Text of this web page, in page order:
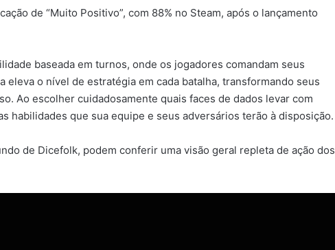
de “Muito Positivo”, com 88% no Steam, após o lançamento
baseada em turnos, onde os jogadores comandam seus
eleva o nível de estratégia em cada batalha, transformando seus
Ao escolher cuidadosamente quais faces de dados levar com
habilidades que sua equipe e seus adversários terão à disposição.
de Dicefolk, podem conferir uma visão geral repleta de ação dos